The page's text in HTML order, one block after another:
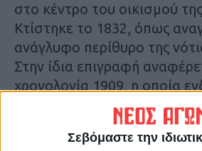
Σεβόμαστε την
στο κέντρο του οικισμού
Κτίστηκε το 1832, όπως
ανάγλυφο περίθυρο της
Στην ίδια επιγραφή
χρονολογία 1909, η οποία
μαρτυρεί την έναρξη
εκκλησίας προς τα δυτικά.